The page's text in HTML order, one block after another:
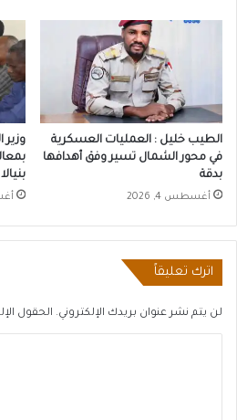
الطيب خليل : العمليات العسكرية
في محور الشمال تسير وفق أهدافها
بدقة
أغسطس 4, 2026
وزير
بنيالا
اترك تعليقاً
لن يتم نشر عنوان بريدك الإلكتروني. الحقول